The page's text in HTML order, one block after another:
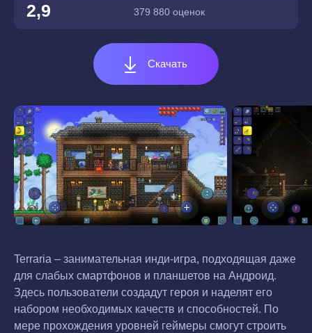
2,9 379 880 оценок
Скачать
Terraria – занимательная инди-игра, подходящая даже
для слабых смартфонов и планшетов на Андроид.
Здесь пользователи создадут героя и наделят его
набором необходимых качеств и способностей. По
мере прохождения уровней геймеры смогут строить